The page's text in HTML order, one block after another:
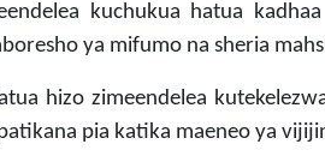
kuchukua hatua
ya mifumo na sheria
hizo zimeendelea
pia katika maeneo ya